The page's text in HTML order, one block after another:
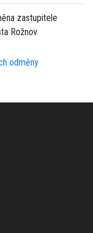
zastupitele
Rožnov
odměny